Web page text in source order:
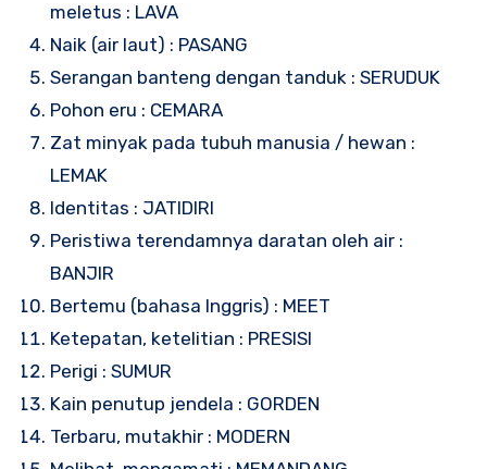
meletus : LAVA
Naik (air laut) : PASANG
Serangan banteng dengan tanduk : SERUDUK
Pohon eru : CEMARA
Zat minyak pada tubuh manusia / hewan :
LEMAK
Identitas : JATIDIRI
Peristiwa terendamnya daratan oleh air :
BANJIR
Bertemu (bahasa Inggris) : MEET
Ketepatan, ketelitian : PRESISI
Perigi : SUMUR
Kain penutup jendela : GORDEN
Terbaru, mutakhir : MODERN